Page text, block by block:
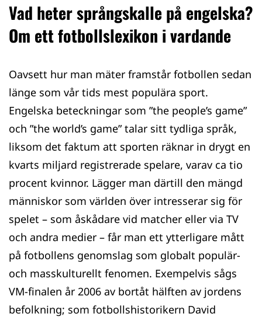
Vad heter språngskalle på engelska?
Om ett fotbollslexikon i vardande
Oavsett hur man mäter framstår fotbollen sedan
länge som vår tids mest populära sport.
Engelska beteckningar som ”the people’s game”
och ”the world’s game” talar sitt tydliga språk,
liksom det faktum att sporten räknar in drygt en
kvarts miljard registrerade spelare, varav ca tio
procent kvinnor. Lägger man därtill den mängd
människor som världen över intresserar sig för
spelet – som åskådare vid matcher eller via TV
och andra medier – får man ett ytterligare mått
på fotbollens genomslag som globalt populär-
och masskulturellt fenomen. Exempelvis sågs
VM-finalen år 2006 av bortåt hälften av jordens
befolkning; som fotbollshistorikern David